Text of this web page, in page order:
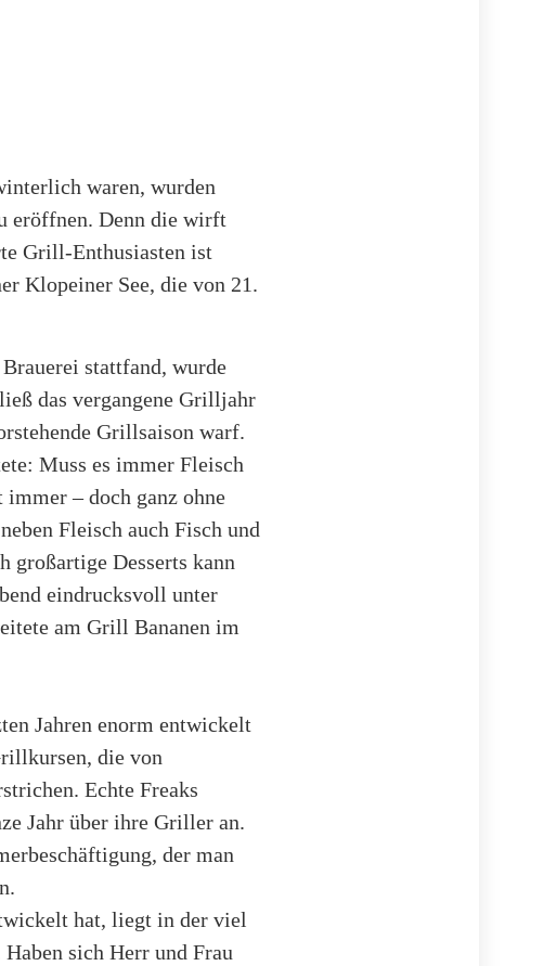
waren, wurden
eröffnen. Denn die wirft
Grill-Enthusiasten ist
Klopeiner See, die von 21.
stattfand, wurde
das vergangene Grilljahr
Grillsaison warf.
Muss es immer Fleisch
– doch ganz ohne
Fleisch auch Fisch und
großartige Desserts kann
eindrucksvoll unter
am Grill Bananen im
Jahren enorm entwickelt
die von
Echte Freaks
Jahr über ihre Griller an.
der man
hat, liegt in der viel
sich Herr und Frau